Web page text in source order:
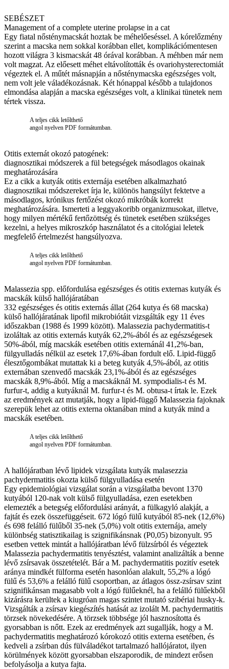
SEBÉSZET
Management of a complete uterine prolapse in a cat
Egy fiatal nősténymacskát hoztak be méhelőeséssel. A kórelőzmény
szerint a macska nem sokkal korábban ellet, komplikációmentesen
hozott világra 3 kismacskát 48 órával korábban. A méhben már nem
volt magzat. Az előesett méhet eltávolították és ovariohysterectomiát
végeztek el. A műtét másnapján a nősténymacska egészséges volt,
nem volt jele váladékozásnak. Két hónappal később a tulajdonos
elmondása alapján a macska egészséges volt, a klinikai tünetek nem
tértek vissza.
A teljes cikk letőlthető
angol nyelven PDF formátumban.
Otitis externát okozó patogének:
diagnosztikai módszerek a fül betegségek másodlagos okainak
meghatározására
Ez a cikk a kutyák otitis externája esetében alkalmazható
diagnosztikai módszereket írja le, különös hangsúlyt fektetve a
másodlagos, krónikus fertőzést okozó mikróbák korrekt
meghatározására. Ismerteti a leggyakoribb organizmusokat, illetve,
hogy milyen mértékű fertőzöttség és tünetek esetében szükséges
kezelni, a helyes mikroszkóp használatot és a citológiai leletek
megfelelő értelmezést hangsúlyozva.
A teljes cikk letőlthető
angol nyelven PDF formátumban.
Malassezia spp. előfordulása egészséges és otitis externas kutyák és
macskák külső hallójáratában
332 egészséges és otitis externás állat (264 kutya és 68 macska)
külső hallójáratának lipofil mikrobiótáit vizsgálták egy 11 éves
időszakban (1988 és 1999 között). Malassezia pachydermatitis-t
izoláltak az otitis externás kutyák 62,2%-ából és az egészségesek
50%-ából, míg macskák esetében otitis externánál 41,2%-ban,
fülgyulladás nélkül az esetek 17,6%-ában fordult elő. Lipid-függő
élesztőgombákat mutattak ki a beteg kutyák 4,5%-ából, az otitis
externában szenvedő macskák 23,1%-ából és az egészséges
macskák 8,9%-ából. Míg a macskáknál M. sympodialis-t és M.
furfur-t, addig a kutyáknál M. furfur-t és M. obtusa-t írtak le. Ezek
az eredmények azt mutatják, hogy a lipid-függő Malassezia fajoknak
szerepük lehet az otitis externa oktanában mind a kutyák mind a
macskák esetében.
A teljes cikk letőlthető
angol nyelven PDF formátumban.
A hallójáratban lévő lipidek vizsgálata kutyák malasezzia
pachydermatitis okozta külső fülgyulladása esetén
Egy epidemiológiai vizsgálat során a vizsgálatba bevont 1370
kutyából 120-nak volt külső fülgyulladása, ezen esetekben
elemezték a betegség előfordulási arányát, a fülkagyló alakját, a
fajtát és ezek összefüggéseit. 672 lógó fülű kutyából 85-nek (12,6%)
és 698 felálló fülűből 35-nek (5,0%) volt otitis externája, amely
különbség statisztikailag is szignifikánsnak (P0,05) bizonyult. 95
esetben vettek mintát a hallójáratban lévő fülzsírból és végeztek
Malassezia pachydermatitis tenyésztést, valamint analizálták a benne
lévő zsírsavak összetételét. Bár a M. pachydermatitis pozitív esetek
aránya mindkét fülforma esetén hasonlóan alakult, 55,2% a lógó
fülű és 53,6% a felálló fülű csoportban, az átlagos össz-zsírsav szint
szignifikánsan magasabb volt a lógó fülűeknél, ha a felálló fülűekből
kizárásra kerültek a kiugróan magas szintet mutató szibériai husky-k.
Vizsgálták a zsírsav kiegészítés hatását az izolált M. pachydermatitis
törzsek növekedésére. A törzsek többsége jól hasznosította és
gyorsabban is nőtt. Ezek az eredmények azt sugallják, hogy a M.
pachydermatitis meghatározó kórokozó otitis externa esetében, és
kedveli a zsírban dús fülváladékot tartalmazó hallójáratot, ilyen
körülmények között gyorsabban elszaporodik, de mindezt erősen
befolyásolja a kutya fajta.